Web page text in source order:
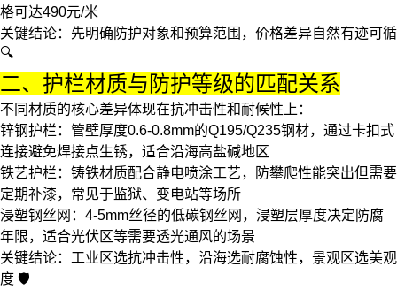
格可达490元/米
关键结论：先明确防护对象和预算范围，价格差异自然有迹可循
🔍
二、护栏材质与防护等级的匹配关系
不同材质的核心差异体现在抗冲击性和耐候性上：
锌钢护栏 ：管壁厚度0.6-0.8mm的Q195/Q235钢材，通过卡扣式
连接避免焊接点生锈，适合沿海高盐碱地区
铁艺护栏 ：铸铁材质配合静电喷涂工艺，防攀爬性能突出但需要
定期补漆，常见于监狱、变电站等场所
浸塑钢丝网：4-5mm丝径的低碳钢丝网，浸塑层厚度决定防腐
年限，适合光伏区等需要透光通风的场景
关键结论：工业区选抗冲击性，沿海选耐腐蚀性，景观区选美观
度 🛡️